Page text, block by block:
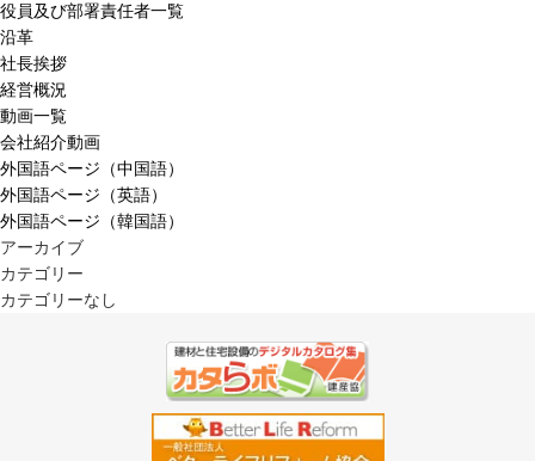
役員及び部署責任者一覧
沿革
社長挨拶
経営概況
動画一覧
会社紹介動画
外国語ページ（中国語）
外国語ページ（英語）
外国語ページ（韓国語）
アーカイブ
カテゴリー
カテゴリーなし